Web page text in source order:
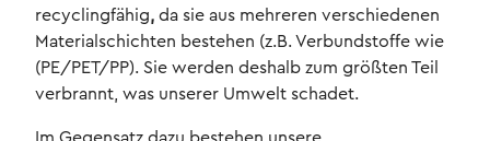
recyclingfähig, da sie aus mehreren verschiedenen
Materialschichten bestehen (z.B. Verbundstoffe wie
(PE/PET/PP). Sie werden deshalb zum größten Teil
verbrannt, was unserer Umwelt schadet.